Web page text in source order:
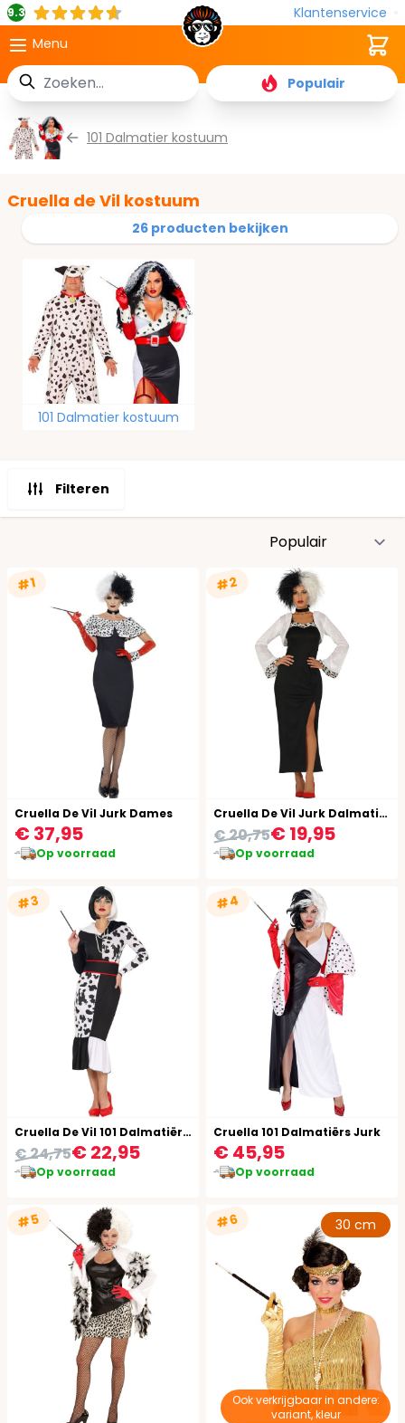
9.3
Klantenservice
Menu
Zoek
Populair
Cart
101 Dalmatier kostuum
Cruella de Vil kostuum
26 producten bekijken
101 Dalmatier kostuum
Filteren
#1
Cruella De Vil Jurk Dames
€ 37,95
Op voorraad
#2
Cruella De Vil Jurk Dalmatiërs Vrouwen
€ 19,95
€ 20,75
Op voorraad
#3
Cruella De Vil 101 Dalmatiërs Jurk Dames
€ 22,95
€ 24,75
Op voorraad
#4
Cruella 101 Dalmatiërs Jurk
€ 45,95
Op voorraad
#5 #6
Ook verkrijgbaar in andere:
variant, kleur
30 cm